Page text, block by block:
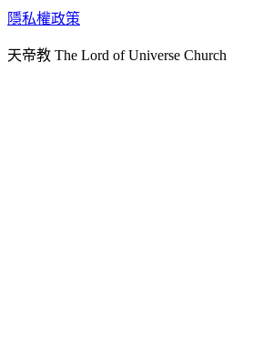
天人研究學院
天人炁功院
隱私權政策
天帝教 The Lord of Universe Church